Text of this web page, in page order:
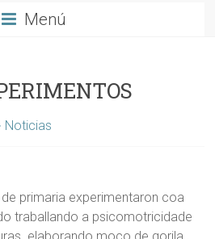
Menú
Noticias
primaria experimentaron coa
traballando a psicomotricidade